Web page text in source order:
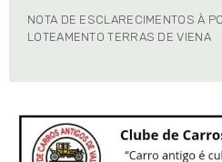
NOTA DE ESCLARECIMENTOS À
LOTEAMENTO TERRAS DE VIENA